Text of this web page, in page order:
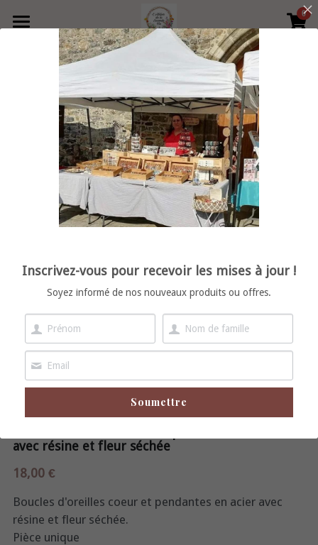
0
Accueil
Produits
Toutes les catégories
collier
Bague
vide poche
décoration
boucles d'oreille
Boutique
Contact
Retrouvez moi en boutique
Rechercher
POWERED BY
Précédent
avec résine et fleur séchée
18,00 €
Boucles d'oreilles coeur et pendantes en acier avec
résine et fleur séchée.
Pièce unique
×
LES CATÉGORIES DE LA BOUTIQUE
Inscrivez-vous pour recevoir les mises à jour !
Soyez informé de nos nouveaux produits ou offres.
Soumettre